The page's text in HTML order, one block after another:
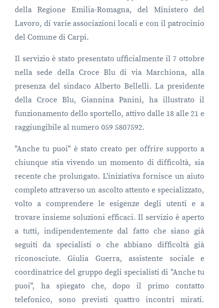
della Regione Emilia-Romagna, del Ministero del
Lavoro, di varie associazioni locali e con il patrocinio
del Comune di Carpi.
Il servizio è stato presentato ufficialmente il 7 ottobre
nella sede della Croce Blu di via Marchiona, alla
presenza del sindaco Alberto Bellelli. La presidente
della Croce Blu, Giannina Panini, ha illustrato il
funzionamento dello sportello, attivo dalle 18 alle 21 e
raggiungibile al numero 059 5807592.
"Anche tu puoi" è stato creato per offrire supporto a
chiunque stia vivendo un momento di difficoltà, sia
recente che prolungato. L'iniziativa fornisce un aiuto
completo attraverso un ascolto attento e specializzato,
volto a comprendere le esigenze degli utenti e a
trovare insieme soluzioni efficaci. Il servizio è aperto
a tutti, indipendentemente dal fatto che siano già
seguiti da specialisti o che abbiano difficoltà già
riconosciute. Giulia Guerra, assistente sociale e
coordinatrice del gruppo degli specialisti di "Anche tu
puoi", ha spiegato che, dopo il primo contatto
telefonico, sono previsti quattro incontri mirati.